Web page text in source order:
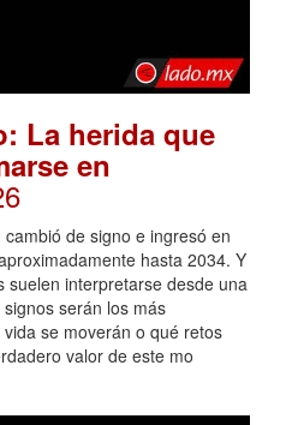
La herida que
en
de signo e ingresó en
hasta 2034. Y
suelen interpretarse desde una
serán los más
se moverán o qué retos
valor de este mo